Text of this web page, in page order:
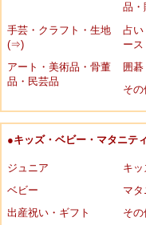
品・
手芸・クラフト・生地
(⇒)
占い
ース
アート・美術品・骨董
品・民芸品
囲
その
●キッズ・ベビー・マタニティ
ジュニア
キッ
ベビー
マ
出産祝い・ギフト
その